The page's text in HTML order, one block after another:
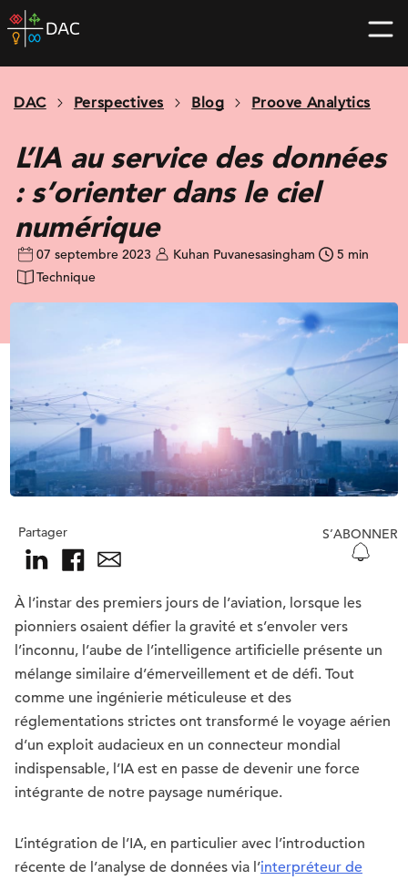
Skip
to
home
DAC Perspectives Blog Proove Analytics
L’IA au service des données
: s’orienter dans le ciel
numérique
07 septembre 2023 Kuhan Puvanesasingham
5 min
Technique
Partager S’ABONNER
À l’instar des premiers jours de l’aviation, lorsque les
pionniers osaient défier la gravité et s’envoler vers
l’inconnu, l’aube de l’intelligence artificielle présente un
mélange similaire d’émerveillement et de défi. Tout
comme une ingénierie méticuleuse et des
réglementations strictes ont transformé le voyage aérien
d’un exploit audacieux en un connecteur mondial
indispensable, l’IA est en passe de devenir une force
intégrante de notre paysage numérique.
L’intégration de l’IA, en particulier avec l’introduction
récente de l’analyse de données via l’interpréteur de